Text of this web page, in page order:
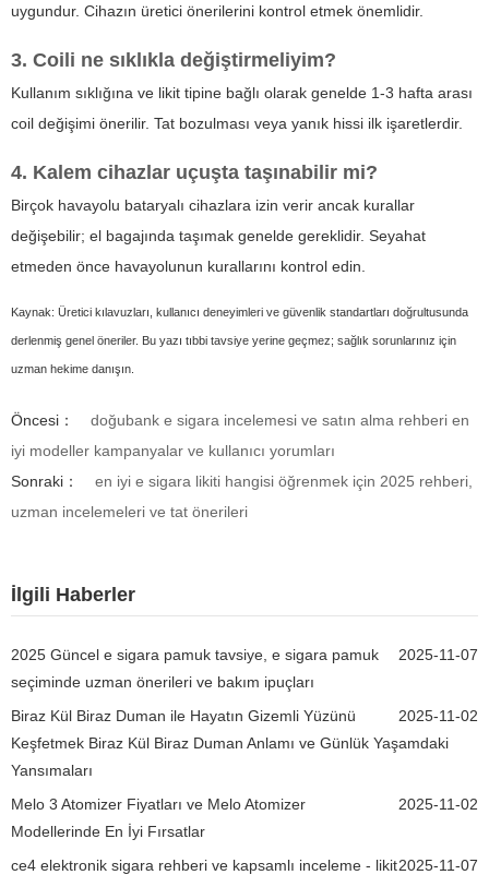
uygundur. Cihazın üretici önerilerini kontrol etmek önemlidir.
3. Coili ne sıklıkla değiştirmeliyim?
Kullanım sıklığına ve likit tipine bağlı olarak genelde 1-3 hafta arası
coil değişimi önerilir. Tat bozulması veya yanık hissi ilk işaretlerdir.
4. Kalem cihazlar uçuşta taşınabilir mi?
Birçok havayolu bataryalı cihazlara izin verir ancak kurallar
değişebilir; el bagajında taşımak genelde gereklidir. Seyahat
etmeden önce havayolunun kurallarını kontrol edin.
Kaynak: Üretici kılavuzları, kullanıcı deneyimleri ve güvenlik standartları doğrultusunda
derlenmiş genel öneriler. Bu yazı tıbbi tavsiye yerine geçmez; sağlık sorunlarınız için
uzman hekime danışın.
Öncesi：
doğubank e sigara incelemesi ve satın alma rehberi en
iyi modeller kampanyalar ve kullanıcı yorumları
Sonraki：
en iyi e sigara likiti hangisi öğrenmek için 2025 rehberi,
uzman incelemeleri ve tat önerileri
İlgili Haberler
2025-11-07
2025 Güncel e sigara pamuk tavsiye, e sigara pamuk
seçiminde uzman önerileri ve bakım ipuçları
2025-11-02
Biraz Kül Biraz Duman ile Hayatın Gizemli Yüzünü
Keşfetmek Biraz Kül Biraz Duman Anlamı ve Günlük Yaşamdaki
Yansımaları
2025-11-02
Melo 3 Atomizer Fiyatları ve Melo Atomizer
Modellerinde En İyi Fırsatlar
2025-11-07
ce4 elektronik sigara rehberi ve kapsamlı inceleme - likit